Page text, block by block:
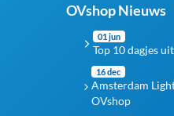
OVshop Nieuws
01 jun
Top 10 dagjes
16 dec
Amsterdam
OVshop